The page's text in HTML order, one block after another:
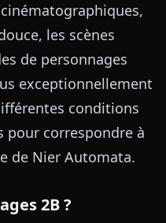
les scènes
de personnages
exceptionnellement
conditions
pour correspondre à
de Nier Automata.
2B ?